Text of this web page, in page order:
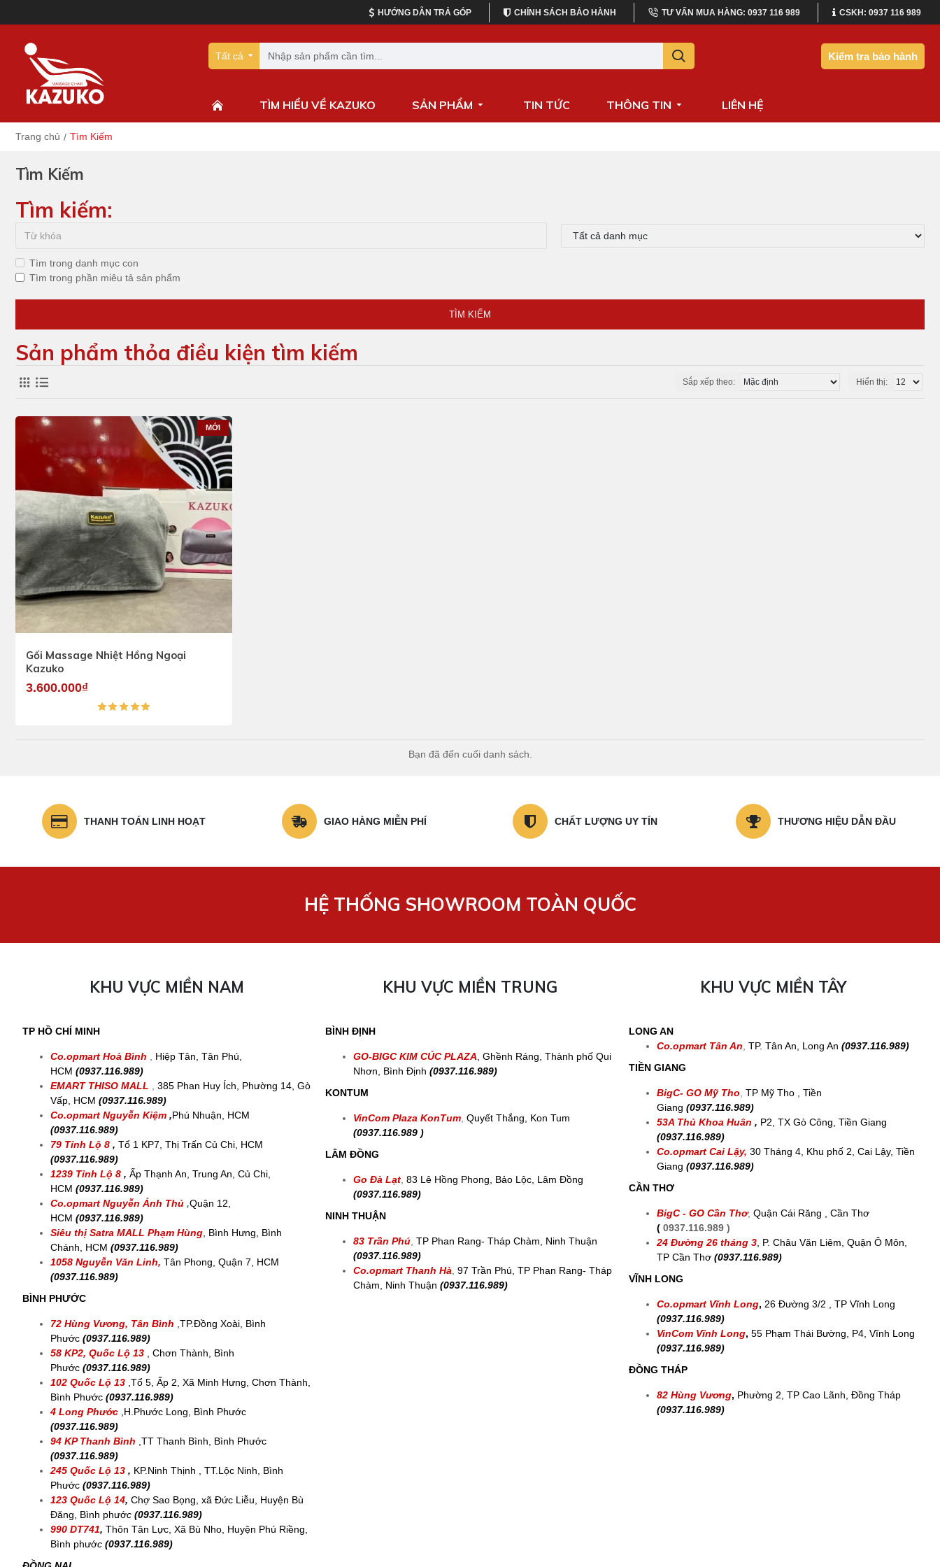
HƯỚNG DẪN TRẢ GÓP CHÍNH SÁCH BẢO HÀNH TƯ VẤN MUA HÀNG: 0937 116 989 CSKH: 0937 116 989
Tất cả Kiểm tra bảo hành
TÌM HIỂU VỀ KAZUKO SẢN PHẨM TIN TỨC THÔNG TIN LIÊN HỆ
Trang chủ Tìm Kiếm
Tìm Kiếm
Tìm kiếm:
Tìm trong danh mục con
Tìm trong phần miêu tả sản phẩm
TÌM KIẾM
Sản phẩm thỏa điều kiện tìm kiếm
Sắp xếp theo: Hiển thị:
MỚI
Gối Massage Nhiệt Hồng Ngoại
Kazuko
3.600.000₫
Bạn đã đến cuối danh sách.
THANH TOÁN LINH HOẠT GIAO HÀNG MIỄN PHÍ CHẤT LƯỢNG UY TÍN THƯƠNG HIỆU DẪN ĐẦU
HỆ THỐNG SHOWROOM TOÀN QUỐC
KHU VỰC MIỀN NAM
TP HỒ CHÍ MINH
Co.opmart Hoà Bình
Hiệp Tân, Tân Phú,
HCM (0937.116.989)
EMART THISO MALL
385 Phan Huy Ích, Phường 14, Gò
Vấp, HCM (0937.116.989)
Co.opmart Nguyễn Kiệm ,Phú Nhuận, HCM
(0937.116.989)
79 Tỉnh Lộ 8 , Tổ 1 KP7, Thị Trấn Củ Chi, HCM
(0937.116.989)
1239 Tỉnh Lộ 8 , Ấp Thạnh An, Trung An, Củ Chi,
HCM (0937.116.989)
Co.opmart Nguyễn Ảnh Thủ ,Quận 12,
HCM (0937.116.989)
Siêu thị Satra MALL Phạm Hùng , Bình Hưng, Bình
Chánh, HCM (0937.116.989)
1058 Nguyễn Văn Linh, Tân Phong, Quận 7, HCM
(0937.116.989)
BÌNH PHƯỚC
72 Hùng Vương, Tân Bình TP.Đồng Xoài, Bình
Phước (0937.116.989)
58 KP2, Quốc Lộ 13
, Chơn Thành, Bình
Phước (0937.116.989)
102 Quốc Lộ 13 Tổ 5, Ấp 2, Xã Minh Hưng, Chơn Thành,
Bình Phước (0937.116.989)
4 Long Phước ,H.Phước Long, Bình Phước
(0937.116.989)
94 KP Thanh Bình TT Thanh Bình, Bình Phước
(0937.116.989)
245 Quốc Lộ 13 , KP.Ninh Thịnh , TT.Lộc Ninh, Bình
Phước (0937.116.989)
123 Quốc Lộ 14, Chợ Sao Bọng, xã Đức Liễu, Huyện Bù
Đăng, Bình phước (0937.116.989)
990 DT741, Thôn Tân Lực, Xã Bù Nho, Huyện Phú Riềng,
Bình phước (0937.116.989)
KHU VỰC MIỀN TRUNG
BÌNH ĐỊNH
GO-BIGC KIM CÚC PLAZA , Ghềnh Ráng, Thành phố Qui
Nhơn, Bình Định(0937.116.989)
KONTUM
VinCom Plaza KonTum ,Quyết Thắng, Kon Tum
(0937.116.989 )
LÂM ĐỒNG
Go Đà Lạt ,83 Lê Hồng Phong, Bảo Lộc, Lâm Đồng
(0937.116.989)
NINH THUẬN
83 Trần Phú ,TP Phan Rang- Tháp Chàm, Ninh Thuận
(0937.116.989)
Co.opmart Thanh Hà ,97 Trần Phú, TP Phan Rang- Tháp
Chàm, Ninh Thuận(0937.116.989)
KHU VỰC MIỀN TÂY
LONG AN
Co.opmart Tân An TP. Tân An, Long An (0937.116.989)
TIỀN GIANG
BigC- GO Mỹ Tho TP Mỹ Tho , Tiền
Giang (0937.116.989)
53A Thủ Khoa Huân , P2, TX Gò Công, Tiền Giang
(0937.116.989)
Co.opmart Cai Lậy, 30 Tháng 4, Khu phố 2, Cai Lậy, Tiền
Giang (0937.116.989)
CẦN THƠ
BigC - GO Cần Thơ, Quận Cái Răng , Cần Thơ
( 0937.116.989 )
24 Đường 26 tháng 3, P. Châu Văn Liêm, Quận Ô Môn,
TP Cần Thơ (0937.116.989)
VĨNH LONG
Co.opmart Vĩnh Long, 26 Đường 3/2 , TP Vĩnh Long
(0937.116.989)
VinCom Vĩnh Long, 55 Phạm Thái Bường, P4, Vĩnh Long
(0937.116.989)
ĐỒNG THÁP
82 Hùng Vương, Phường 2, TP Cao Lãnh, Đồng Tháp
(0937.116.989)